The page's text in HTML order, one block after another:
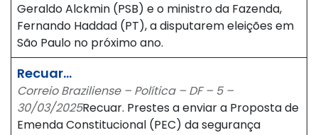
Geraldo Alckmin (PSB) e o ministro da Fazenda,
Fernando Haddad (PT), a disputarem eleições em
São Paulo no próximo ano.
Recuar…
Correio Braziliense – Política – DF – 5 –
30/03/2025Recuar. Prestes a enviar a Proposta de
Emenda Constitucional (PEC) da segurança